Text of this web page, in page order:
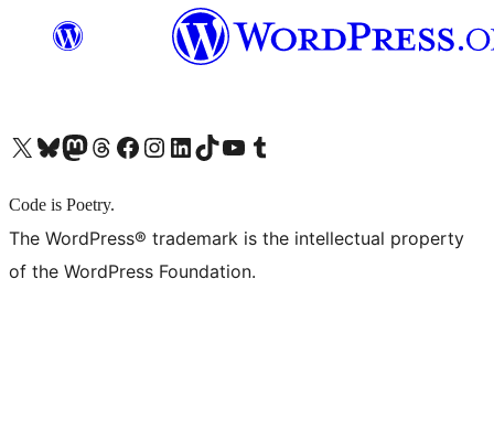
X (旧 Twitter) アカウントへBluesky アカウントへMastodon アカウントへThreads アカウントへ Facebook ページへInstagram アカウントへ LinkedIn アカウントへTikTok アカウントへYouTube チャンネルへ Tumblr アカウントへ
Code is Poetry.
The WordPress® trademark is the intellectual property
of the WordPress Foundation.